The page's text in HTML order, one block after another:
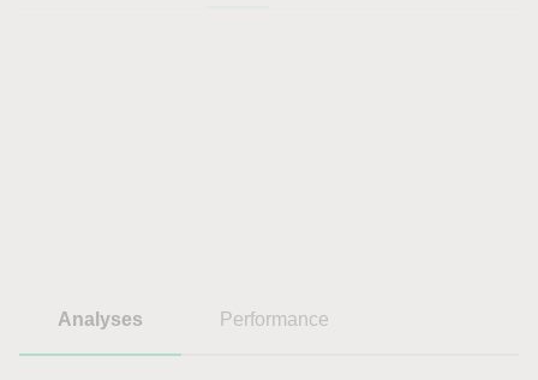
Analyses Performance